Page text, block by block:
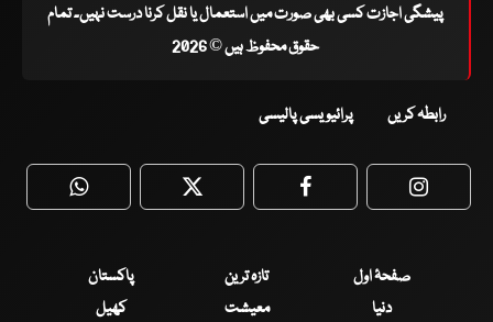
پیشگی اجازت کسی بھی صورت میں استعمال یا نقل کرنا درست نہیں۔ تمام
حقوق محفوظ ہیں © 2026
رابطہ کریں پرائیویسی پالیسی
WhatsApp Twitter Facebook
صفحۂ اول تازہ ترین
پاکستان
دنیا
معیشت
کھیل